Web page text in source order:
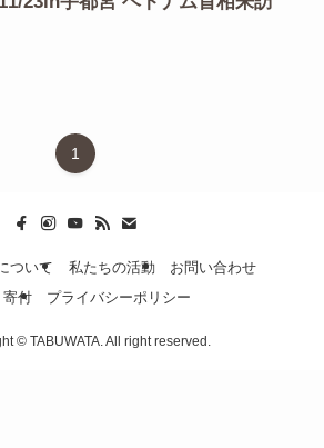
1
ついて 私たちの活動
お問い合わせ
寄付
プライバシーポリシー
© TABUWATA. All right reserved.